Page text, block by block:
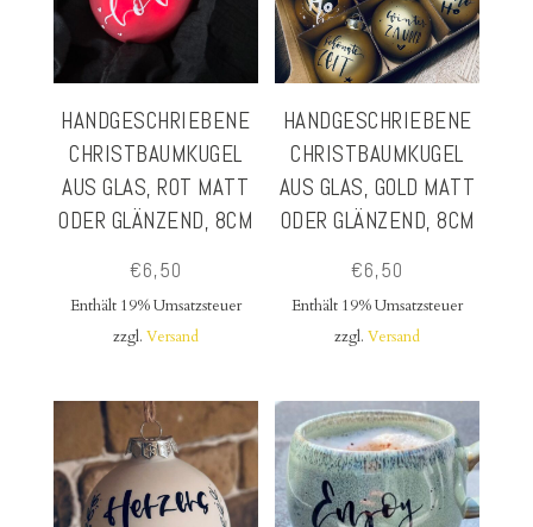
HANDGESCHRIEBENE
CHRISTBAUMKUGEL
AUS GLAS, ROT MATT
ODER GLÄNZEND, 8CM
€6,50
Enthält 19% Umsatzsteuer
zzgl. Versand
HANDGESCHRIEBENE
CHRISTBAUMKUGEL
AUS GLAS, GOLD MATT
ODER GLÄNZEND, 8CM
€6,50
Enthält 19% Umsatzsteuer
zzgl.Versand